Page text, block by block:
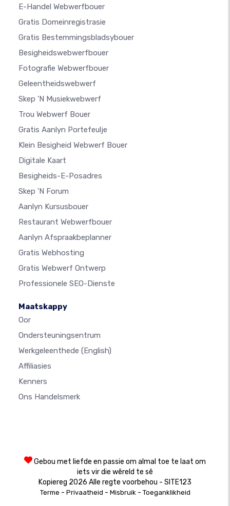
E-Handel Webwerfbouer
Gratis Domeinregistrasie
Gratis Bestemmingsbladsybouer
Besigheidswebwerfbouer
Fotografie Webwerfbouer
Geleentheidswebwerf
Skep 'n Musiekwebwerf
Trou Webwerf Bouer
Gratis Aanlyn Portefeulje
Klein Besigheid Webwerf Bouer
Digitale Kaart
Besigheids-E-Posadres
Skep 'n Forum
Aanlyn Kursusbouer
Restaurant Webwerfbouer
Aanlyn Afspraakbeplanner
Gratis Webhosting
Gratis Webwerf Ontwerp
Professionele SEO-Dienste
Maatskappy
Oor
Ondersteuningsentrum
Werkgeleenthede (English)
Affiliasies
Kenners
Ons Handelsmerk
Gebou met liefde en passie om almal toe te laat om
iets vir die wêreld te sê
Kopiereg 2026 Alle regte voorbehou - SITE123
Terme - Privaatheid - Misbruik- Toeganklikheid